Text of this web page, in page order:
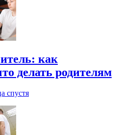
как
делать родителям
спустя